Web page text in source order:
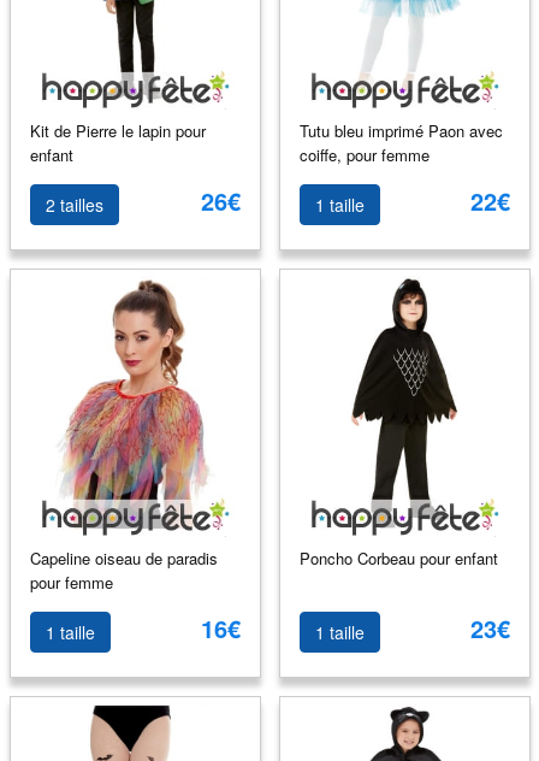
Kit de Pierre le lapin pour
enfant
2 tailles 26€
Tutu bleu imprimé Paon avec
coiffe, pour femme
1 taille 22€
Capeline oiseau de paradis
pour femme
1 taille 16€
Poncho Corbeau pour enfant
1 taille 23€